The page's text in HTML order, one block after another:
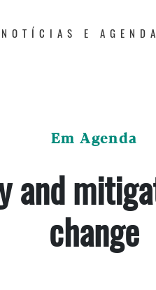
NOTÍCIAS E AGENDA
Em Agenda
and
change